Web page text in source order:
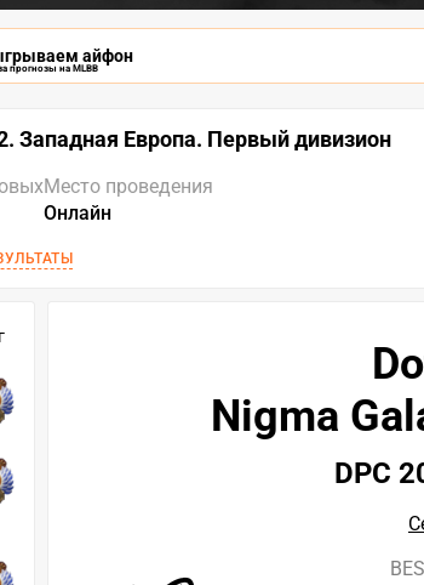
айфон
прогнозы на MLBB
Западная Европа. Первый дивизион
Место проведения
Онлайн
Nigma
DPC